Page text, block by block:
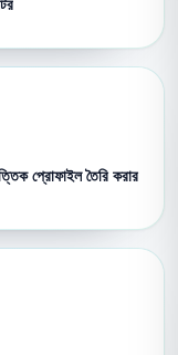
প্রোফাইল তৈরি করার